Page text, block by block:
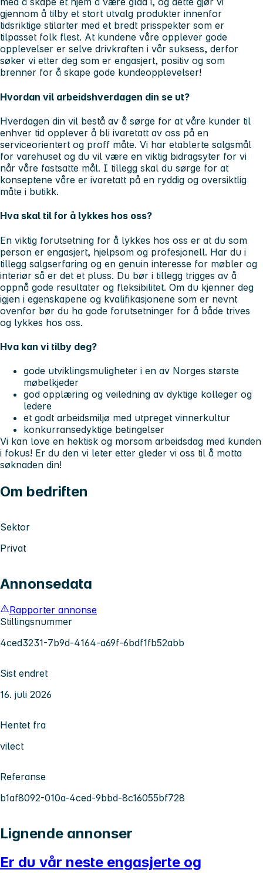
gjennom å tilby et stort utvalg produkter innenfor
tidsriktige stilarter med et bredt prisspekter som er
tilpasset folk flest. At kundene våre opplever gode
opplevelser er selve drivkraften i vår suksess, derfor
søker vi etter deg som er engasjert, positiv og som
brenner for å skape gode kundeopplevelser!
Hvordan vil arbeidshverdagen din se ut?
Hverdagen din vil bestå av å sørge for at våre kunder til
enhver tid opplever å bli ivaretatt av oss på en
serviceorientert og proff måte. Vi har etablerte salgsmål
for varehuset og du vil være en viktig bidragsyter for vi
når våre fastsatte mål. I tillegg skal du sørge for at
konseptene våre er ivaretatt på en ryddig og oversiktlig
måte i butikk.
Hva skal til for å lykkes hos oss?
En viktig forutsetning for å lykkes hos oss er at du som
person er engasjert, hjelpsom og profesjonell. Har du i
tillegg salgserfaring og en genuin interesse for møbler og
interiør så er det et pluss. Du bør i tillegg trigges av å
oppnå gode resultater og fleksibilitet. Om du kjenner deg
igjen i egenskapene og kvalifikasjonene som er nevnt
ovenfor bør du ha gode forutsetninger for å både trives
og lykkes hos oss.
Hva kan vi tilby deg?
gode utviklingsmuligheter i en av Norges største
møbelkjeder
god opplæring og veiledning av dyktige kolleger og
ledere
et godt arbeidsmiljø med utpreget vinnerkultur
konkurransedyktige betingelser
Vi kan love en hektisk og morsom arbeidsdag med kunden
i fokus! Er du den vi leter etter gleder vi oss til å motta
søknaden din!
Om bedriften
Sektor
Privat
Annonsedata
Rapporter annonse
Stillingsnummer
4ced3231-7b9d-4164-a69f-6bdf1fb52abb
Sist endret
16. juli 2026
Hentet fra
vilect
Referanse
b1af8092-010a-4ced-9bbd-8c16055bf728
Lignende annonser
Er du vår neste engasjerte og